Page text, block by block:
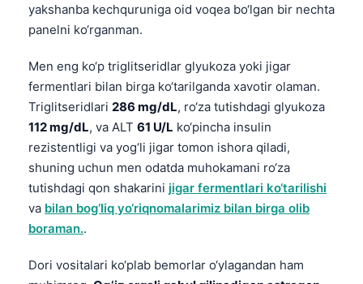
yakshanba kechquruniga oid voqea bo‘lgan bir nechta
panelni ko‘rganman.
Men eng ko‘p triglitseridlar glyukoza yoki jigar
fermentlari bilan birga ko‘tarilganda xavotir olaman.
Triglitseridlari 286 mg/dL, ro‘za tutishdagi glyukoza
112 mg/dL, va ALT 61 U/L ko‘pincha insulin
rezistentligi va yog‘li jigar tomon ishora qiladi,
shuning uchun men odatda muhokamani ro‘za
tutishdagi qon shakarini jigar fermentlari ko‘tarilishi
va bilan bog‘liq yo‘riqnomalarimiz bilan birga olib
boraman..
Dori vositalari ko‘plab bemorlar o‘ylagandan ham
اردو
मराठी
తెలుగు
தமிழ்
ગુજરાતી
ಕನ್ನಡ
മലയാളം
Bahasa Melayu
Tagalog